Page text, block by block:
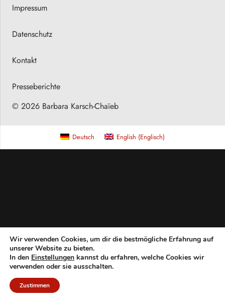
Impressum
Datenschutz
Kontakt
Presseberichte
© 2026 Barbara Karsch-Chaïeb
Wir verwenden Cookies, um dir die bestmögliche Erfahrung auf
unserer Website zu bieten.
In den Einstellungen kannst du erfahren, welche Cookies wir
verwenden oder sie ausschalten.
Zustimmen
Deutsch English (Englisch)